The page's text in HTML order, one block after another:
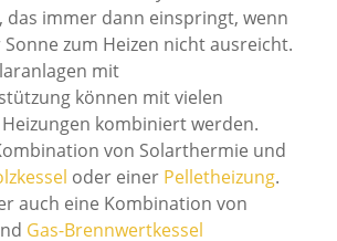
das immer dann einspringt, wenn
zum Heizen nicht ausreicht.
mit
können mit vielen
kombiniert werden.
von Solarthermie und
oder einer Pelletheizung.
auch eine Kombination von
Gas-Brennwertkessel